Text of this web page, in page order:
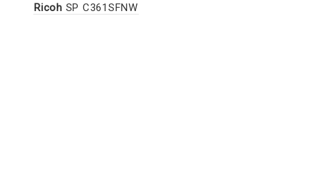
Ricoh SP C361SFNW